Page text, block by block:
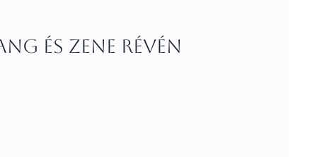
és zene révén